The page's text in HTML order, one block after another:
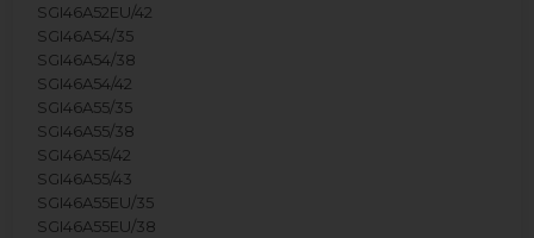
SGI46A52EU/42
SGI46A54/35
SGI46A54/38
SGI46A54/42
SGI46A55/35
SGI46A55/38
SGI46A55/42
SGI46A55/43
SGI46A55EU/35
SGI46A55EU/38